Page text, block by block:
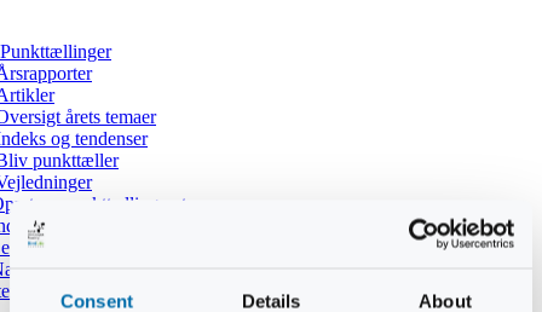
Consent Details About
Punkttællinger
årets temaer
og tendenser
punkttæller
ny punkttællingsrute
udført tælling i DOFbasen
dine tidligere punkttællinger
i mørket